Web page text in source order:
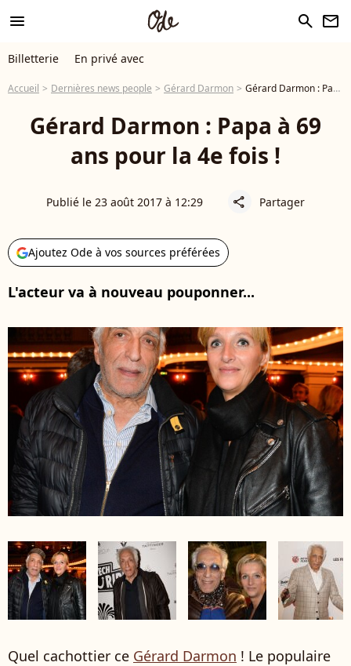
menu search newsletter
Billetterie En privé avec
Accueil Dernières news people Gérard Darmon Gérard Darmon : Papa à 69 ans pour la 4e fois !
Gérard Darmon : Papa à 69
ans pour la 4e fois !
Publié le 23 août 2017 à 12:29 share Partager
Ajoutez Ode à vos sources préférées
L'acteur va à nouveau pouponner...
Quel cachottier ce Gérard Darmon ! Le populaire